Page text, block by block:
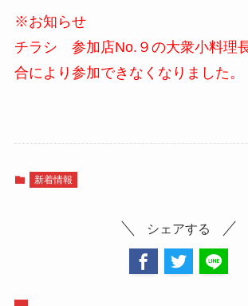
※お知らせ
チラシ 参加店No.９の大衆小料理
合により参加できなくなりました。
新着情報
シェアする